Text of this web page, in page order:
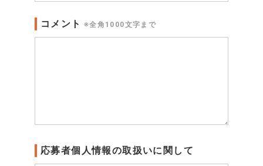
コメント ※全角1000文字まで
応募者個人情報の取扱いに関して